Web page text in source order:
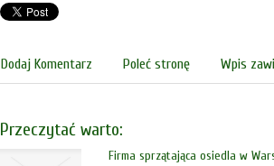
Dodaj Komentarz Poleć stronę Wpis
Przeczytać warto:
Firma sprzątająca osiedla w